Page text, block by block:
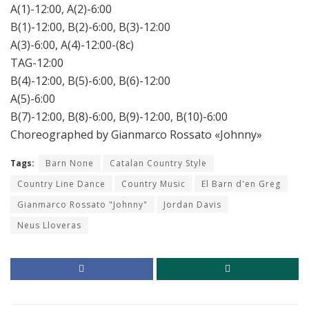
A(1)-12:00, A(2)-6:00
B(1)-12:00, B(2)-6:00, B(3)-12:00
A(3)-6:00, A(4)-12:00-(8c)
TAG-12:00
B(4)-12:00, B(5)-6:00, B(6)-12:00
A(5)-6:00
B(7)-12:00, B(8)-6:00, B(9)-12:00, B(10)-6:00
Choreographed by Gianmarco Rossato «Johnny»
Tags: Barn None
Catalan Country Style
Country Line Dance
Country Music
El Barn d'en Greg
Gianmarco Rossato "Johnny"
Jordan Davis
Neus Lloveras